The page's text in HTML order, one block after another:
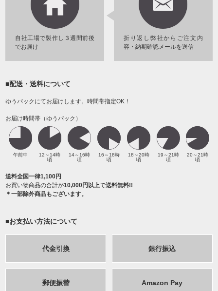
折り返し弊社からご注文内
容・納期確認メールを送信
自社工場で製作し３週間前後
でお届け
■配送・送料について
ゆうパックにてお届けします。時間帯指定OK！
お届け時間帯（ゆうパック）
午前中
12～14時
頃
14～16時
頃
16～18時
頃
18～20時
頃
19～21時
頃
20～21時
頃
送料全国一律1,100円
お買い物商品の合計が10,000円以上で送料無料!!
＊一部除外商品もございます。
■お支払い方法について
代金引換 銀行振込
郵便振替 Amazon Pay